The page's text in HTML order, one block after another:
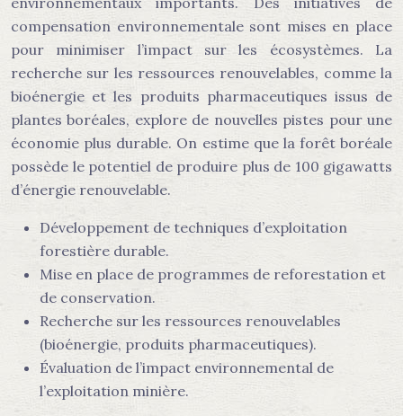
compensation environnementale sont mises en place
pour minimiser l’impact sur les écosystèmes. La
recherche sur les ressources renouvelables, comme la
bioénergie et les produits pharmaceutiques issus de
plantes boréales, explore de nouvelles pistes pour une
économie plus durable. On estime que la forêt boréale
possède le potentiel de produire plus de 100 gigawatts
d’énergie renouvelable.
Développement de techniques d’exploitation
forestière durable.
Mise en place de programmes de reforestation et
de conservation.
Recherche sur les ressources renouvelables
(bioénergie, produits pharmaceutiques).
Évaluation de l’impact environnemental de
l’exploitation minière.